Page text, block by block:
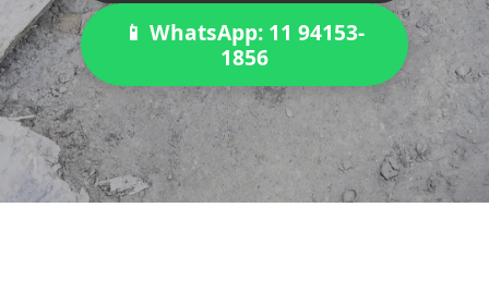
📱 WhatsApp: 11 94153-
1856